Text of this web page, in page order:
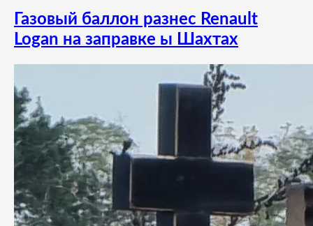
Газовый баллон разнес Renault
Logan на заправке ы Шахтах